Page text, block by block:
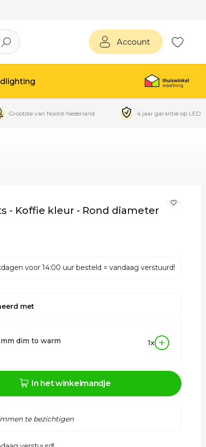
Account
Grootste van Noord-Nederland 4 jaar garantie op LED
- Koffie kleur - Rond diameter
voor 14:00 uur besteld = vandaag verstuurd!
met
dim to warm 1x
In het winkelmandje
te bezichtigen